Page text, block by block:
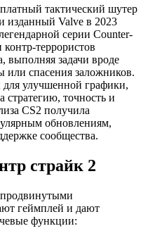
тактический шутер
изданный Valve в 2023
серии Counter-
террористов
выполняя задачи вроде
или спасения заложников.
для улучшенной графики,
стратегию, точность и
CS2 получила
обновлениям,
сообщества.
страйк 2
геймплей и дают
функции: